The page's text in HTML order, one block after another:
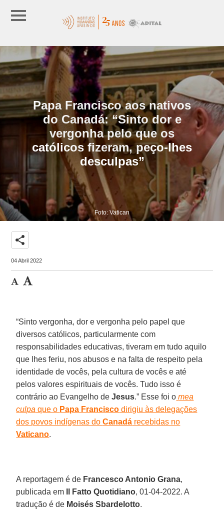
Papa Francisco aos nativos
do Canadá: “Sinto dor e
vergonha pelo que os
católicos fizeram, peço-lhes
desculpas”
Foto: Vatican
share
04 Abril 2022
“Sinto vergonha, dor e vergonha pelo papel que
diversos católicos, particularmente com
responsabilidades educativas, tiveram em tudo aquilo
que lhes feriu, nos abusos e na falta de respeito pela
identidade de vocês, pela cultura de vocês e até
pelos valores espirituais de vocês. Tudo isso é
contrário ao Evangelho deJesus.” Esse foi o mea
culpa que o Papa Francisco dirigiu às delegações
dos povos indígenas doCanadá recebidas no
Vaticano.
A reportagem é de Francesco Antonio Grana,
publicada em
Il Fatto Quotidiano, 01-04-2022. A
tradução é de Moisés Sbardelotto.